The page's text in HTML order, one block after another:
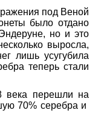
под Веной
было отдано
но и это
выросла,
лишь усугубила
теперь стали
века перешли на
70% серебра и